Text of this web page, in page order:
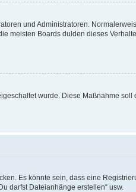
und Administratoren.
meisten Boards dulden dieses
wurde. Diese Maßnahme soll
Es könnte sein, dass eine
darfst Dateianhänge erstellen“ usw.